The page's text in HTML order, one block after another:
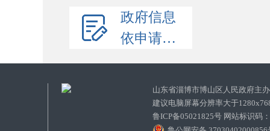
政府信息
依申请公开
山东省淄博市博山区人民政府
建议电脑屏幕分辨率大于
鲁ICP备05021825号 网站标识码